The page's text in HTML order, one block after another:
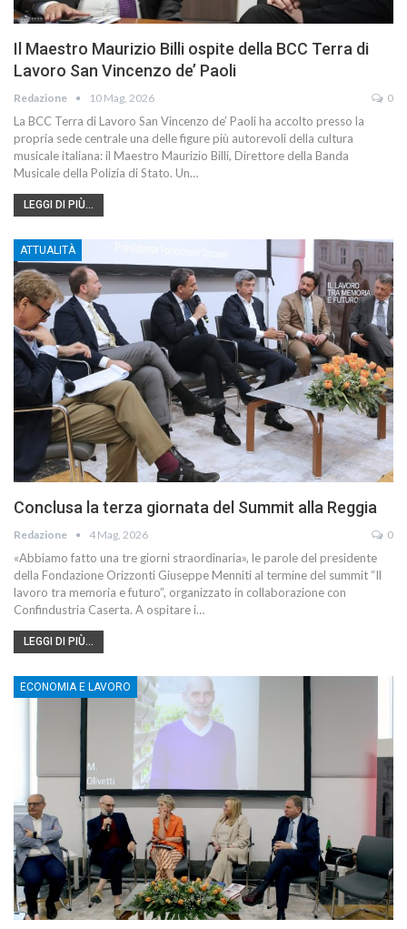
Il Maestro Maurizio Billi ospite della BCC Terra di
Lavoro San Vincenzo de’ Paoli
Redazione 10 Mag, 2026 0
La BCC Terra di Lavoro San Vincenzo de’ Paoli ha accolto presso la
propria sede centrale una delle figure più autorevoli della cultura
musicale italiana: il Maestro Maurizio Billi, Direttore della Banda
Musicale della Polizia di Stato. Un…
LEGGI DI PIÙ...
ATTUALITÀ
Conclusa la terza giornata del Summit alla Reggia
Redazione 4 Mag, 2026 0
«Abbiamo fatto una tre giorni straordinaria», le parole del presidente
della Fondazione Orizzonti Giuseppe Menniti al termine del summit “Il
lavoro tra memoria e futuro”, organizzato in collaborazione con
Confindustria Caserta. A ospitare i…
LEGGI DI PIÙ...
ECONOMIA E LAVORO